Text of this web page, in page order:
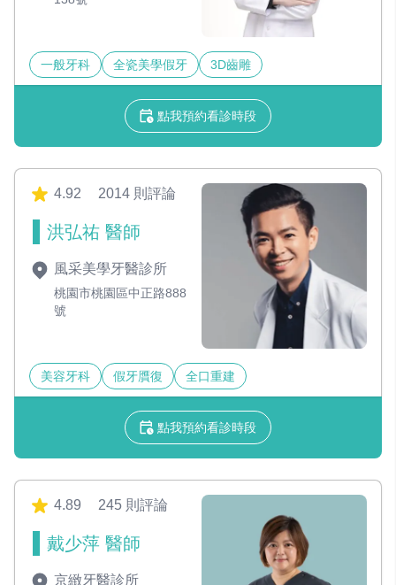
一般牙科 全瓷美學假牙 3D齒雕
點我預約看診時段
4.92 2014 則評論
洪弘祐 醫師
風采美學牙醫診所
桃園市桃園區中正路888
號
美容牙科 假牙贋復 全口重建
點我預約看診時段
4.89 245 則評論
戴少萍 醫師
京緻牙醫診所